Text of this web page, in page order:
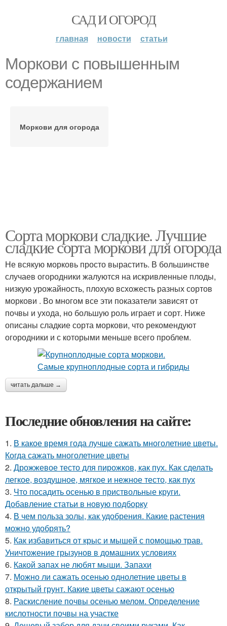
САД И ОГОРОД
главная новости статьи
Моркови с повышенным
содержанием
Моркови для огорода
Сорта моркови сладкие. Лучшие
сладкие сорта моркови для огорода
Не всякую морковь просто вырастить. В большинстве
случаев огородники жалуются на искривленные плоды,
низкую урожайность, плохую всхожесть разных сортов
моркови . Во многом все эти показатели зависят от
почвы и ухода, но большую роль играет и сорт. Ниже
описаны сладкие сорта моркови, что рекомендуют
огородники и с которыми меньше всего проблем.
читать дальше →
Последние обновления на сайте:
1. В какое время года лучше сажать многолетние цветы.
Когда сажать многолетние цветы
2. Дрожжевое тесто для пирожков, как пух. Как сделать
легкое, воздушное, мягкое и нежное тесто, как пух
3. Что посадить осенью в приствольные круги.
Добавление статьи в новую подборку
4. В чем польза золы, как удобрения. Какие растения
можно удобрять?
5. Как избавиться от крыс и мышей с помощью трав.
Уничтожение грызунов в домашних условиях
6. Какой запах не любят мыши. Запахи
7. Можно ли сажать осенью однолетние цветы в
открытый грунт. Какие цветы сажают осенью
8. Раскисление почвы осенью мелом. Определение
кислотности почвы на участке